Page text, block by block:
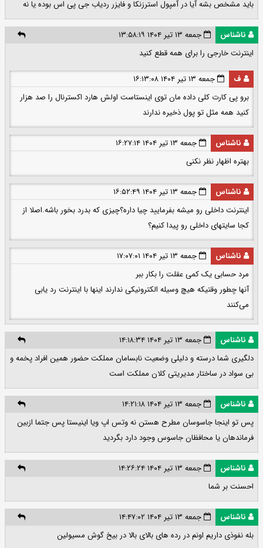
باید مشخص بشه آیا در آمپول استرزنکا و فایزر ردیاب جی پی اس بوده یا نه
ناشناس
جمعه ۱۳ تیر ۱۴۰۴ ۱۳:۵۸:۱۹
اینترنت خارجی را برای همه قطع کنید
ف
جمعه ۱۳ تیر ۱۴۰۴ ۱۶:۱۳:۰۸
برو پی کارت کلی داده مان توی اینستاست اولش هارد اکسترنال را صد هزار
کنید همه مثل تو پول ذخیره ندارند
ناشناس
جمعه ۱۳ تیر ۱۴۰۴ ۱۶:۲۷:۱۴
بهتره اظهار نظر نکنی
ناشناس
جمعه ۱۳ تیر ۱۴۰۴ ۱۶:۵۲:۴۹
اینترنت داخلی رو میشه بفرمایید چیا داره؟چیزی که بدرد بخور باشه.اصلا از
کجا سایتهای داخلی رو پیدا کنیم؟
ناشناس
جمعه ۱۳ تیر ۱۴۰۴ ۱۷:۰۷:۰۱
مرد حسابی یک کمی عقلت را بکار ببر
آنها چطور وقتیکه هیچ وسیله الکترونیکی ندارند اینها با اینترنت رد یابی
می‌کنند
ناشناس
جمعه ۱۳ تیر ۱۴۰۴ ۱۴:۱۸:۳۴
دلگیری شما درسته و دلیلی وضعیت نابسامان مملکت حضور همین افراد پخمه و
بی سواد در ساختار مدیریتی کلان مملکت است
ناشناس
جمعه ۱۳ تیر ۱۴۰۴ ۱۴:۲۱:۱۸
پس تو اینجا جاسوسان مطرح هستن نه وتس اپ ویا اینیستا پس جتما ازبین
فرماندهان یا محافظان جاسوس وجود دارد بگردید
ناشناس
جمعه ۱۳ تیر ۱۴۰۴ ۱۴:۲۶:۲۴
احسنت بر شما
ناشناس
جمعه ۱۳ تیر ۱۴۰۴ ۱۴:۴۷:۰۲
بله نفوذی داریم اونم در رده های بالای بالا در بیخ گوش مسیولین